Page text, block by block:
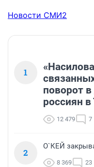
Новости СМИ2
1
поворот
россиян в
12 479 7
2
О`КЕЙ
8 369 23